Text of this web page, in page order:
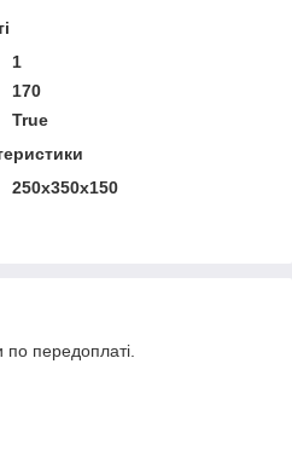
1
170
True
250х350х150
по передоплаті.